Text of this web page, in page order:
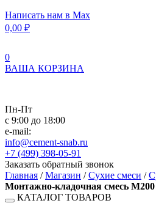
Написать нам в Max
0,00 ₽
0
ВАША КОРЗИНА
Пн-Пт
с 9:00 до 18:00
e-mail:
info@cement-snab.ru
+7 (499) 398-05-91
Заказать обратный звонок
Главная /Магазин /Сухие смеси /
Монтажно-кладочная смесь
КАТАЛОГ ТОВАРОВ